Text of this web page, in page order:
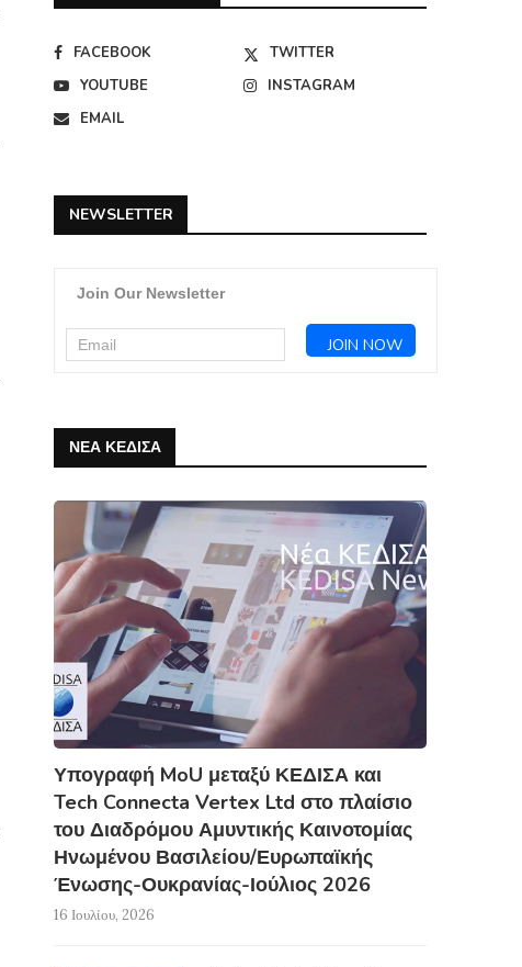
FACEBOOK
TWITTER
YOUTUBE
INSTAGRAM
EMAIL
NEWSLETTER
Join Our Newsletter
ΝΕΑ ΚΕΔΙΣΑ
Υπογραφή MoU μεταξύ ΚΕΔΙΣΑ και
Tech Connecta Vertex Ltd στο πλαίσιο
του Διαδρόμου Αμυντικής Καινοτομίας
Ηνωμένου Βασιλείου/Ευρωπαϊκής
Ένωσης-Ουκρανίας-Ιούλιος 2026
16 Ιουλίου, 2026